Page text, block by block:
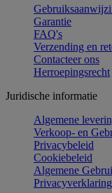
Garantie
FAQ's
Verzending en
Contacteer ons
Herroepingsrecht
Juridische informatie
Algemene
Verkoop- en
Privacybeleid
Cookiebeleid
Algemene